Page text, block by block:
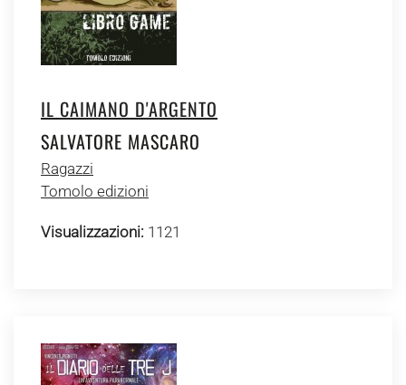
IL CAIMANO D'ARGENTO
SALVATORE MASCARO
Ragazzi
Tomolo edizioni
Visualizzazioni: 1121